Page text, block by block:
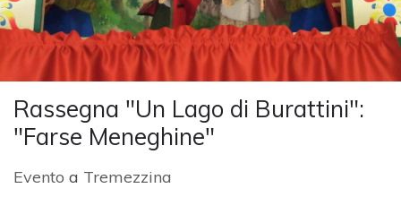
Rassegna "Un Lago di Burattini":
"Farse Meneghine"
Evento a Tremezzina